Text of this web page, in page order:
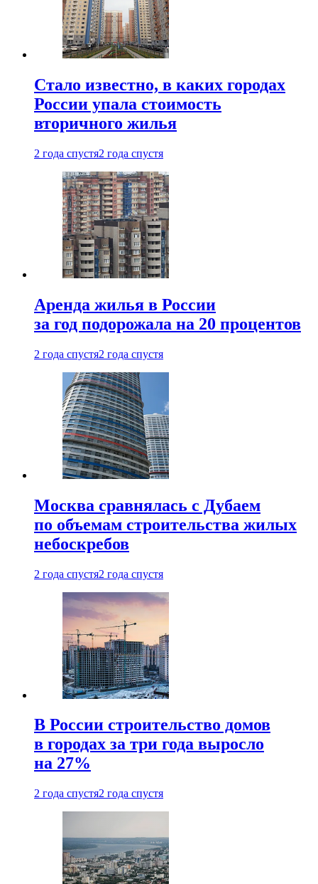
Стало известно, в каких городах
России упала стоимость
вторичного жилья
2 года спустя2 года спустя
Аренда жилья в России
за год подорожала на 20 процентов
2 года спустя2 года спустя
Москва сравнялась с Дубаем
по объемам строительства жилых
небоскребов
2 года спустя2 года спустя
В России строительство домов
в городах за три года выросло
на 27%
2 года спустя2 года спустя